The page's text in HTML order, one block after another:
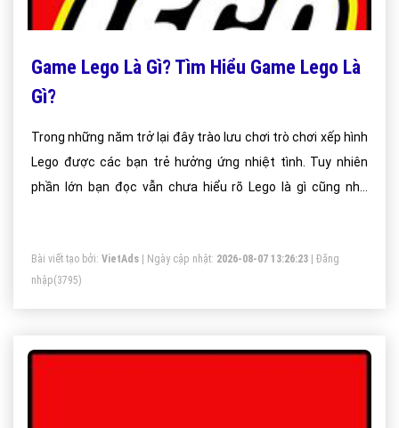
Game Lego Là Gì? Tìm Hiểu Game Lego Là
Gì?
Trong những năm trở lại đây trào lưu chơi trò chơi xếp hình
Lego được các bạn trẻ hưởng ứng nhiệt tình. Tuy nhiên
phần lớn bạn đọc vẫn chưa hiểu rõ Lego là gì cũng như
câu hỏi Lego là gì?
Bài viết tạo bởi: VietAds | Ngày cập nhật: 2026-08-07 13:26:23
Đăng
nhập(3795)